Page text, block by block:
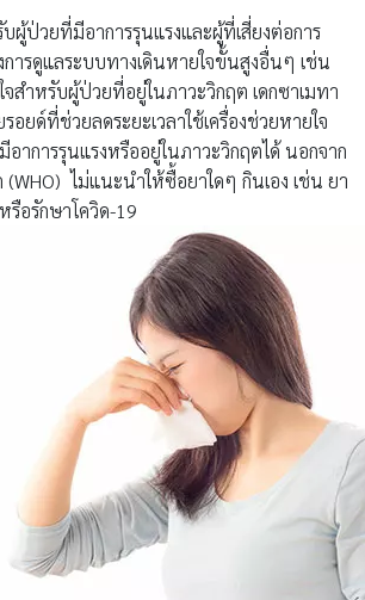
ผู้ป่วยที่มีอาการรุนแรงและผู้ที่เสี่ยงต่อการ
การดูแลระบบทางเดินหายใจขั้นสูงอื่นๆ เช่น
จสำหรับผู้ป่วยที่อยู่ในภาวะวิกฤต เดกซาเมทา
อยด์ที่ช่วยลดระยะเวลาใช้เครื่องช่วยหายใจ
าการรุนแรงหรืออยู่ในภาวะวิกฤตได้ นอกจาก
ไม่แนะนำให้ซื้อยาใดๆ กินเอง เช่น ยา
อรักษาโควิด-19